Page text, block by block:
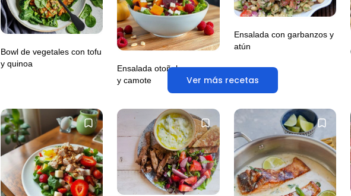
Ver más recetas
Bowl de vegetales con tofu
y quinoa
Ensalada otoñal con nuez
y camote
Ensalada con garbanzos y
atún